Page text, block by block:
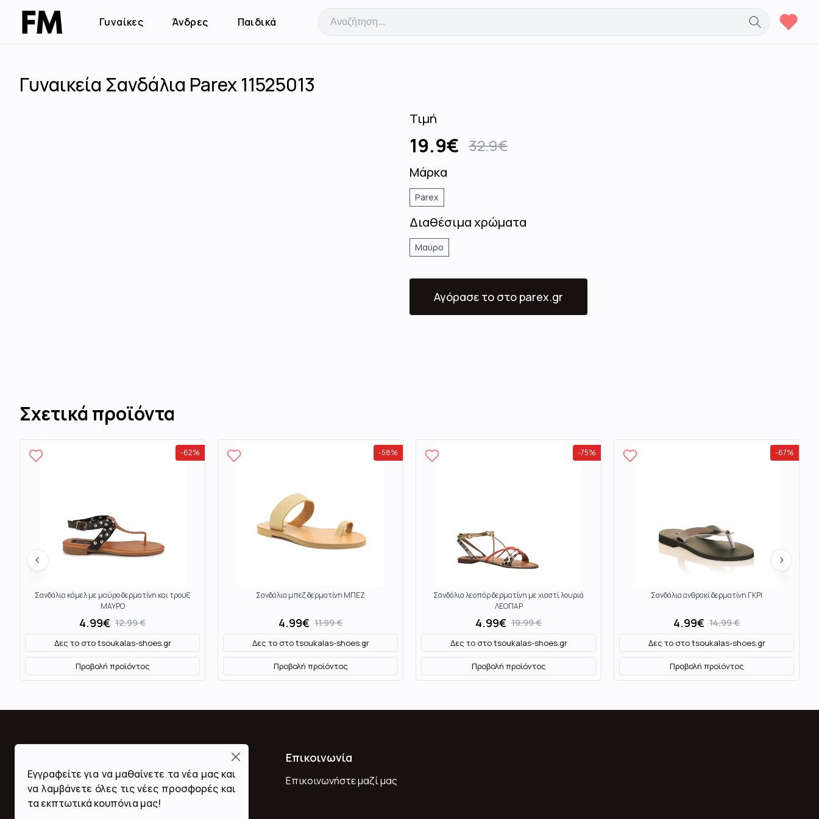
Close
Εγγραφείτε για να μαθαίνετε τα νέα μας και
να λαμβάνετε όλες τις νέες προσφορές και
τα εκπτωτικά κουπόνια μας!
Γυναίκες Άνδρες Παιδικά
Γυναικεία Σανδάλια Parex 11525013
Τιμή
19.9€ 32.9€
Μάρκα
Parex
Διαθέσιμα χρώματα
Μαύρο
Αγόρασε το στο parex.gr
Σχετικά προϊόντα
-62%
Σανδάλια κάμελ με μαύρο δερματίνη και τρουξ
ΜΑΥΡΟ
4.99€ 12.99€
Δες το στοtsoukalas-shoes.gr
Προβολή προϊόντος
-58%
Σανδάλια μπεζ δερματίνη ΜΠΕΖ
4.99€ 11.99€
Δες το στοtsoukalas-shoes.gr
Προβολή προϊόντος
-75%
Σανδάλια λεοπάρ δερματίνη με χιαστί λουριά
ΛΕΟΠΑΡ
4.99€ 19.99€
Δες το στοtsoukalas-shoes.gr
Προβολή προϊόντος
-67%
Σανδάλια ανθρακί δερματίνη ΓΚΡΙ
4.99€ 14.99€
Δες το στοtsoukalas-shoes.gr
Προβολή προϊόντος
Ποιοι Είμαστε
Όροι Χρήσης & Προϋποθέσεις
Επικοινωνία
Επικοινωνήστε μαζί μας